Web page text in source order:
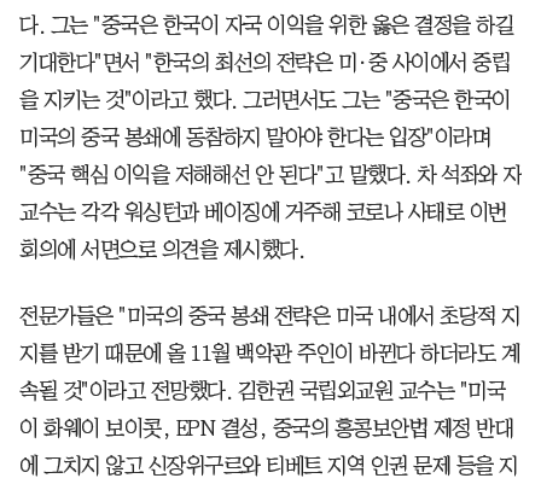
다. 그는 "중국은 한국이 자국 이익을 위한 옳은 결정을 하길
기대한다"면서 "한국의 최선의 전략은 미·중 사이에서 중립
을 지키는 것"이라고 했다. 그러면서도 그는 "중국은 한국이
미국의 중국 봉쇄에 동참하지 말아야 한다는 입장"이라며
"중국 핵심 이익을 저해해선 안 된다"고 말했다. 차 석좌와 자
교수는 각각 워싱턴과 베이징에 거주해 코로나 사태로 이번
회의에 서면으로 의견을 제시했다.
전문가들은 "미국의 중국 봉쇄 전략은 미국 내에서 초당적 지
지를 받기 때문에 올 11월 백악관 주인이 바뀐다 하더라도 계
속될 것"이라고 전망했다. 김한권 국립외교원 교수는 "미국
이 화웨이 보이콧, EPN 결성, 중국의 홍콩보안법 제정 반대
에 그치지 않고 신장위구르와 티베트 지역 인권 문제 등을 지